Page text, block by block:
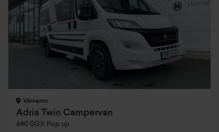
Värnamo
Adria Twin Campervan
640 SGX Pop up